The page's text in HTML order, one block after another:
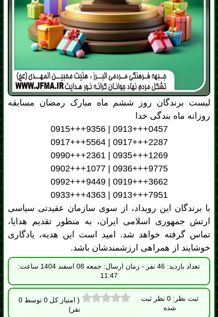
لیست برندگان روز ششم ماه مبارک رمضان مسابقه
روزانه ماه بندگی خدا
0915+++9356 | 0913+++0457
0917+++5564 | 0917+++2287
0990+++2361 | 0935+++1269
0902+++1077 | 0936+++9775
0992+++9449 | 0919+++3662
0933+++4363 | 0913+++7951
با برندگان این رویداد، از سوی سازمان عقیدتی سیاسی
ارتش جمهوری اسلامی ایران، به منظور تقدیم هدایا،
تماس گرفته خواهد شد. امید است این هدیه، یادگاری
خوشایند از همراهی ارزشمندشان باشد.
11:47
ثبت نظر: 0 نظر ثبت
شده
( امتیاز کل 0 توسط 0
نفر)
بِسْمِ اللَّهِ الرَّحْمٰنِ الرَّحِيمِ
اِلهى عَظُمَ الْبَلاَّءُ وَبَرِحَ الْخَفاَّءُ وَانْكَشَفَ الْغِطاَّءُ وَانْقَطَعَ الرَّجاَّءُ وَضاقَتِ